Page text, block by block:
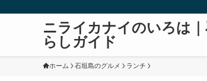
ニライカナイのいろは
らしガイド
ホーム 石垣島のグルメ ランチ